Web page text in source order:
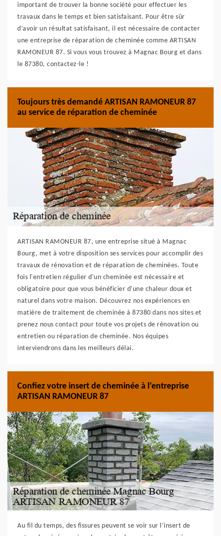
important de trouver la bonne société pour effectuer les
travaux dans le temps et bien satisfaisant. Pour être sûr
d’avoir un résultat satisfaisant, il est nécessaire de contacter
une entreprise de réparation de cheminée comme ARTISAN
RAMONEUR 87. Si vous vous trouvez à Magnac Bourg et dans
le 87380, contactez-le !
Toujours très demandé ARTISAN RAMONEUR 87
au service de réparation de cheminée
ARTISAN RAMONEUR 87, une entreprise situé à Magnac
Bourg, met à votre disposition ses services pour accomplir des
travaux de rénovation et de réparation de cheminées. Toute
fois l'entretien régulier d'un cheminée est nécessaire et
obligatoire pour que vous bénéficier d'une chaleur doux et
naturel dans votre maison. Découvrez nos expériences en
matière de traitement de cheminée à 87380 dans nos sites et
prenez nous contact pour toute vos projets de rénovation ou
entretien ou réparation de cheminée. Nos équipes
interviendrons dans les meilleurs délai.
Confiez votre insert de cheminée à l’entreprise
ARTISAN RAMONEUR 87
Au fil du temps, des fissures peuvent se voir sur l’insert de